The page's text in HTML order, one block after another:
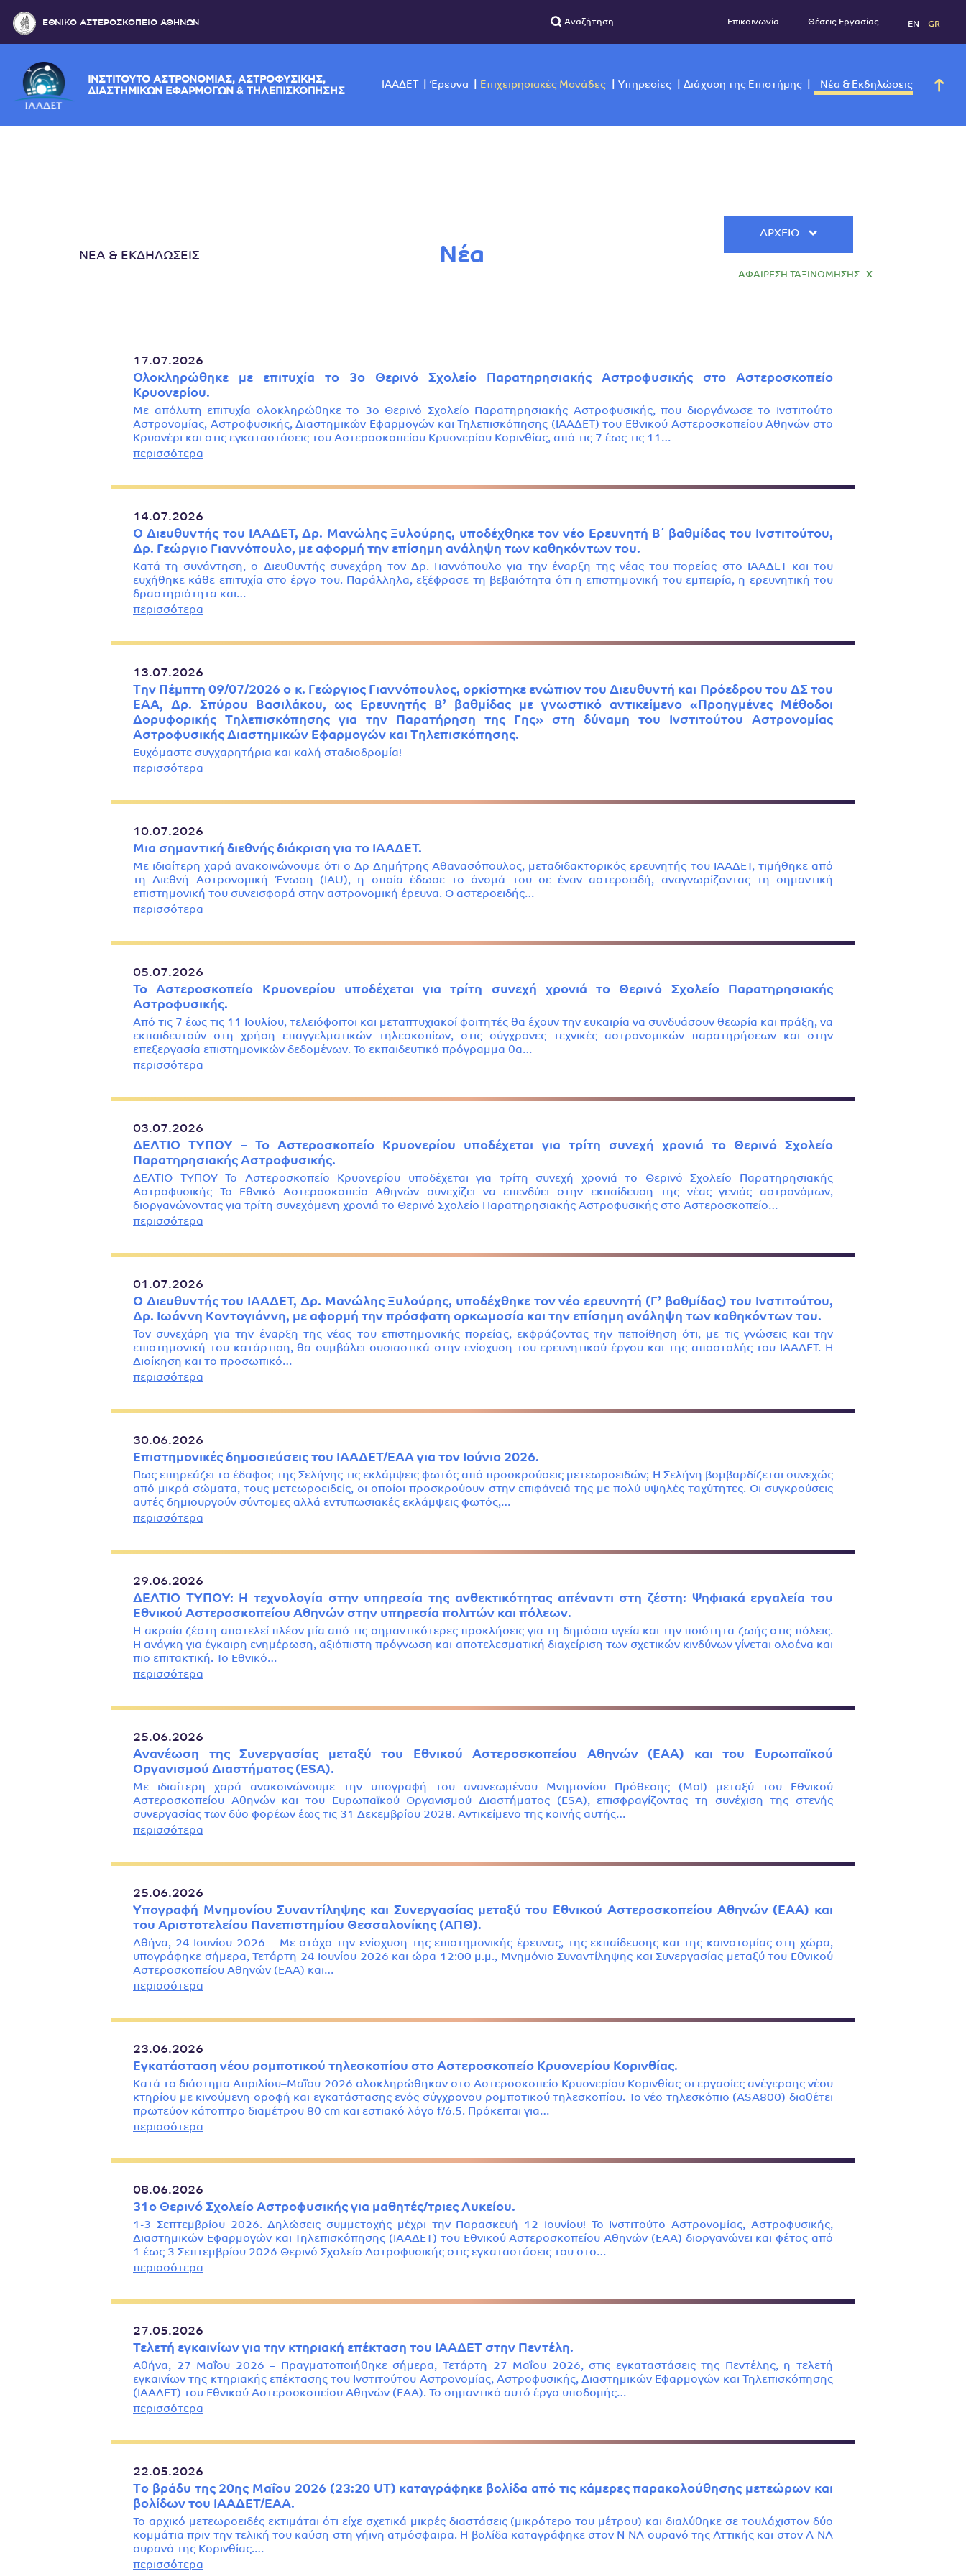
ΙΝΣΤΙΤΟΥΤΟ ΑΣΤΡΟΝΟΜΙΑΣ, ΑΣΤΡΟΦΥΣΙΚΗΣ,
ΕΘΝΙΚΟ ΑΣΤΕΡΟΣΚΟΠΕΙΟ ΑΘΗΝΩΝ
Διάχυση της Επιστήμης Νέα &
Επικοινωνία Θέσεις
ΝΕΑ & ΕΚΔΗΛΩΣΕΙΣ Νέα
ΑΡΧΕΙΟ
ΑΦΑΙΡΕΣΗ ΤΑΞΙΝΟΜΗΣΗΣ X
17.07.2026
Ολοκληρώθηκε με επιτυχία το 3ο Θερινό Σχολείο Παρατηρησιακής Αστροφυσικής στο Αστεροσκοπείο
Κρυονερίου.
Με απόλυτη επιτυχία ολοκληρώθηκε το 3ο Θερινό Σχολείο Παρατηρησιακής Αστροφυσικής, που διοργάνωσε το Ινστιτούτο
Αστρονομίας, Αστροφυσικής, Διαστημικών Εφαρμογών και Τηλεπισκόπησης (ΙΑΑΔΕΤ) του Εθνικού Αστεροσκοπείου Αθηνών στο
Κρυονέρι και στις εγκαταστάσεις του Αστεροσκοπείου Κρυονερίου Κορινθίας, από τις 7 έως τις 11…
περισσότερα
14.07.2026
Ο Διευθυντής του ΙΑΑΔΕΤ, Δρ. Μανώλης Ξυλούρης, υποδέχθηκε τον νέο Ερευνητή Β΄ βαθμίδας του Ινστιτούτου,
Δρ. Γεώργιο Γιαννόπουλο, με αφορμή την επίσημη ανάληψη των καθηκόντων του.
Κατά τη συνάντηση, ο Διευθυντής συνεχάρη τον Δρ. Γιαννόπουλο για την έναρξη της νέας του πορείας στο ΙΑΑΔΕΤ και του
ευχήθηκε κάθε επιτυχία στο έργο του. Παράλληλα, εξέφρασε τη βεβαιότητα ότι η επιστημονική του εμπειρία, η ερευνητική του
δραστηριότητα και…
περισσότερα
13.07.2026
Την Πέμπτη 09/07/2026 ο κ. Γεώργιος Γιαννόπουλος, ορκίστηκε ενώπιον του Διευθυντή και Πρόεδρου του ΔΣ του
ΕΑΑ, Δρ. Σπύρου Βασιλάκου, ως Ερευνητής Β’ βαθμίδας με γνωστικό αντικείμενο «Προηγμένες Μέθοδοι
Δορυφορικής Τηλεπισκόπησης για την Παρατήρηση της Γης» στη δύναμη του Ινστιτούτου Αστρονομίας
Αστροφυσικής Διαστημικών Εφαρμογών και Τηλεπισκόπησης.
Ευχόμαστε συγχαρητήρια και καλή σταδιοδρομία!
περισσότερα
10.07.2026
Μια σημαντική διεθνής διάκριση για το ΙΑΑΔΕΤ.
Με ιδιαίτερη χαρά ανακοινώνουμε ότι ο Δρ Δημήτρης Αθανασόπουλος, μεταδιδακτορικός ερευνητής του ΙΑΑΔΕΤ, τιμήθηκε από
τη Διεθνή Αστρονομική Ένωση (IAU), η οποία έδωσε το όνομά του σε έναν αστεροειδή, αναγνωρίζοντας τη σημαντική
επιστημονική του συνεισφορά στην αστρονομική έρευνα. Ο αστεροειδής…
περισσότερα
05.07.2026
Το Αστεροσκοπείο Κρυονερίου υποδέχεται για τρίτη συνεχή χρονιά το Θερινό Σχολείο Παρατηρησιακής
Αστροφυσικής.
Από τις 7 έως τις 11 Ιουλίου, τελειόφοιτοι και μεταπτυχιακοί φοιτητές θα έχουν την ευκαιρία να συνδυάσουν θεωρία και πράξη, να
εκπαιδευτούν στη χρήση επαγγελματικών τηλεσκοπίων, στις σύγχρονες τεχνικές αστρονομικών παρατηρήσεων και στην
επεξεργασία επιστημονικών δεδομένων. Το εκπαιδευτικό πρόγραμμα θα…
περισσότερα
03.07.2026
ΔΕΛΤΙΟ ΤΥΠΟΥ – Το Αστεροσκοπείο Κρυονερίου υποδέχεται για τρίτη συνεχή χρονιά το Θερινό Σχολείο
Παρατηρησιακής Αστροφυσικής.
ΔΕΛΤΙΟ ΤΥΠΟΥ Το Αστεροσκοπείο Κρυονερίου υποδέχεται για τρίτη συνεχή χρονιά το Θερινό Σχολείο Παρατηρησιακής
Αστροφυσικής Το Εθνικό Αστεροσκοπείο Αθηνών συνεχίζει να επενδύει στην εκπαίδευση της νέας γενιάς αστρονόμων,
διοργανώνοντας για τρίτη συνεχόμενη χρονιά το Θερινό Σχολείο Παρατηρησιακής Αστροφυσικής στο Αστεροσκοπείο…
περισσότερα
01.07.2026
Ο Διευθυντής του ΙΑΑΔΕΤ, Δρ. Μανώλης Ξυλούρης, υποδέχθηκε τον νέο ερευνητή (Γ’ βαθμίδας) του Ινστιτούτου,
Δρ. Ιωάννη Κοντογιάννη, με αφορμή την πρόσφατη ορκωμοσία και την επίσημη ανάληψη των καθηκόντων του.
Τον συνεχάρη για την έναρξη της νέας του επιστημονικής πορείας, εκφράζοντας την πεποίθηση ότι, με τις γνώσεις και την
επιστημονική του κατάρτιση, θα συμβάλει ουσιαστικά στην ενίσχυση του ερευνητικού έργου και της αποστολής του ΙΑΑΔΕΤ. Η
Διοίκηση και το προσωπικό…
περισσότερα
30.06.2026
Επιστημονικές δημοσιεύσεις του ΙΑΑΔΕΤ/ΕΑΑ για τον Ιούνιο 2026.
Πως επηρεάζει το έδαφος της Σελήνης τις εκλάμψεις φωτός από προσκρούσεις μετεωροειδών; Η Σελήνη βομβαρδίζεται συνεχώς
από μικρά σώματα, τους μετεωροειδείς, οι οποίοι προσκρούουν στην επιφάνειά της με πολύ υψηλές ταχύτητες. Οι συγκρούσεις
αυτές δημιουργούν σύντομες αλλά εντυπωσιακές εκλάμψεις φωτός,…
περισσότερα
29.06.2026
ΔΕΛΤΙΟ ΤΥΠΟΥ: Η τεχνολογία στην υπηρεσία της ανθεκτικότητας απέναντι στη ζέστη: Ψηφιακά εργαλεία του
Εθνικού Αστεροσκοπείου Αθηνών στην υπηρεσία πολιτών και πόλεων.
Η ακραία ζέστη αποτελεί πλέον μία από τις σημαντικότερες προκλήσεις για τη δημόσια υγεία και την ποιότητα ζωής στις πόλεις.
Η ανάγκη για έγκαιρη ενημέρωση, αξιόπιστη πρόγνωση και αποτελεσματική διαχείριση των σχετικών κινδύνων γίνεται ολοένα και
πιο επιτακτική. Το Εθνικό…
περισσότερα
25.06.2026
Ανανέωση της Συνεργασίας μεταξύ του Εθνικού Αστεροσκοπείου Αθηνών (ΕΑΑ) και του Ευρωπαϊκού
Οργανισμού Διαστήματος (ESA).
Με ιδιαίτερη χαρά ανακοινώνουμε την υπογραφή του ανανεωμένου Μνημονίου Πρόθεσης (MoI) μεταξύ του Εθνικού
Αστεροσκοπείου Αθηνών και του Ευρωπαϊκού Οργανισμού Διαστήματος (ESA), επισφραγίζοντας τη συνέχιση της στενής
συνεργασίας των δύο φορέων έως τις 31 Δεκεμβρίου 2028. Αντικείμενο της κοινής αυτής…
περισσότερα
25.06.2026
Υπογραφή Μνημονίου Συναντίληψης και Συνεργασίας μεταξύ του Εθνικού Αστεροσκοπείου Αθηνών (ΕΑΑ) και
του Αριστοτελείου Πανεπιστημίου Θεσσαλονίκης (ΑΠΘ).
Αθήνα, 24 Ιουνίου 2026 – Με στόχο την ενίσχυση της επιστημονικής έρευνας, της εκπαίδευσης και της καινοτομίας στη χώρα,
υπογράφηκε σήμερα, Τετάρτη 24 Ιουνίου 2026 και ώρα 12:00 μ.μ., Μνημόνιο Συναντίληψης και Συνεργασίας μεταξύ του Εθνικού
Αστεροσκοπείου Αθηνών (ΕΑΑ) και…
περισσότερα
23.06.2026
Εγκατάσταση νέου ρομποτικού τηλεσκοπίου στο Αστεροσκοπείο Κρυονερίου Κορινθίας.
Κατά το διάστημα Απριλίου–Μαΐου 2026 ολοκληρώθηκαν στο Αστεροσκοπείο Κρυονερίου Κορινθίας οι εργασίες ανέγερσης νέου
κτηρίου με κινούμενη οροφή και εγκατάστασης ενός σύγχρονου ρομποτικού τηλεσκοπίου. Το νέο τηλεσκόπιο (ASA800) διαθέτει
πρωτεύον κάτοπτρο διαμέτρου 80 cm και εστιακό λόγο f/6.5. Πρόκειται για…
περισσότερα
08.06.2026
31o Θερινό Σχολείο Αστροφυσικής για μαθητές/τριες Λυκείου.
1-3 Σεπτεμβρίου 2026. Δηλώσεις συμμετοχής μέχρι την Παρασκευή 12 Ιουνίου! Το Ινστιτούτο Αστρονομίας, Αστροφυσικής,
Διαστημικών Εφαρμογών και Τηλεπισκόπησης (ΙΑΑΔΕΤ) του Εθνικού Αστεροσκοπείου Αθηνών (ΕΑΑ) διοργανώνει και φέτος από
1 έως 3 Σεπτεμβρίου 2026 Θερινό Σχολείο Αστροφυσικής στις εγκαταστάσεις του στο…
περισσότερα
27.05.2026
Τελετή εγκαινίων για την κτηριακή επέκταση του ΙΑΑΔΕΤ στην Πεντέλη.
Αθήνα, 27 Μαΐου 2026 – Πραγματοποιήθηκε σήμερα, Τετάρτη 27 Μαΐου 2026, στις εγκαταστάσεις της Πεντέλης, η τελετή
εγκαινίων της κτηριακής επέκτασης του Ινστιτούτου Αστρονομίας, Αστροφυσικής, Διαστημικών Εφαρμογών και Τηλεπισκόπησης
(ΙΑΑΔΕΤ) του Εθνικού Αστεροσκοπείου Αθηνών (ΕΑΑ). Το σημαντικό αυτό έργο υποδομής…
περισσότερα
22.05.2026
Τo βράδυ της 20ης Μαΐου 2026 (23:20 UT) καταγράφηκε βολίδα από τις κάμερες παρακολούθησης μετεώρων και
βολίδων του ΙΑΑΔΕΤ/ΕΑΑ.
To αρχικό μετεωροειδές εκτιμάται ότι είχε σχετικά μικρές διαστάσεις (μικρότερο του μέτρου) και διαλύθηκε σε τουλάχιστον δύο
κομμάτια πριν την τελική του καύση στη γήινη ατμόσφαιρα. Η βολίδα καταγράφηκε στον Ν-ΝΑ ουρανό της Αττικής και στον Α-ΝΑ
ουρανό της Κορινθίας.…
περισσότερα